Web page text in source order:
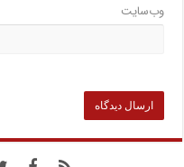
وب‌سایت